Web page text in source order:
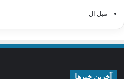
مبل ال
آخرین خبرها